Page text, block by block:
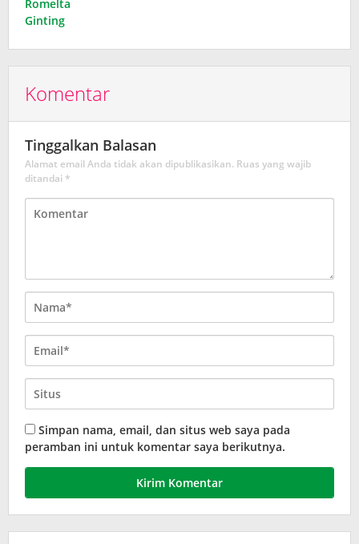
Komentar
Tinggalkan Balasan
Alamat email Anda tidak akan dipublikasikan. Ruas yang wajib
ditandai *
Simpan nama, email, dan situs web saya pada
peramban ini untuk komentar saya berikutnya.